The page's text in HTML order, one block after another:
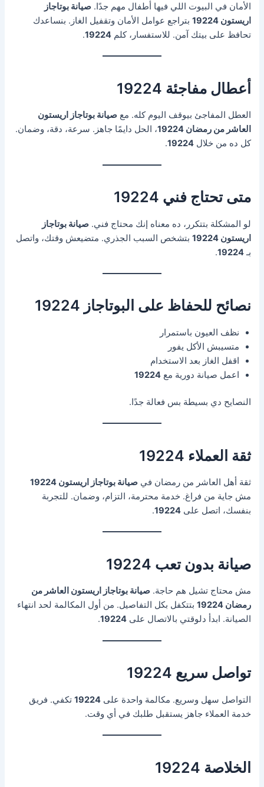
الأمان في البيوت اللي فيها أطفال مهم جدًا.صيانة بوتاجاز
اريستون 19224
بتراجع عوامل الأمان وتقفيل الغاز. بنساعدك
تحافظ على بيتك آمن. للاستفسار، كلم19224
.
أعطال مفاجئة 19224
العطل المفاجئ بيوقف اليوم كله. معصيانة بوتاجاز اريستون
العاشر من رمضان 19224
، الحل دايمًا جاهز. سرعة، دقة، وضمان.
كل ده من خلال19224
.
متى تحتاج فني 19224
لو المشكلة بتتكرر، ده معناه إنك محتاج فني.صيانة بوتاجاز
اريستون 19224
بتشخص السبب الجذري. متضيعش وقتك، واتصل
بـ19224
.
نصائح للحفاظ على البوتاجاز 19224
نظف العيون باستمرار
متسيبش الأكل يفور
اقفل الغاز بعد الاستخدام
اعمل صيانة دورية مع19224
النصايح دي بسيطة بس فعالة جدًا.
ثقة العملاء 19224
ثقة أهل العاشر من رمضان فيصيانة بوتاجاز اريستون 19224
مش جاية من فراغ. خدمة محترمة، التزام، وضمان. للتجربة
بنفسك، اتصل على19224
.
صيانة بدون تعب 19224
مش محتاج تشيل هم حاجة.صيانة بوتاجاز اريستون العاشر من
رمضان 19224
بتتكفل بكل التفاصيل. من أول المكالمة لحد انتهاء
الصيانة. ابدأ دلوقتي بالاتصال على19224
.
تواصل سريع 19224
التواصل سهل وسريع. مكالمة واحدة على19224 تكفي. فريق
خدمة العملاء جاهز يستقبل طلبك في أي وقت.
الخلاصة 19224